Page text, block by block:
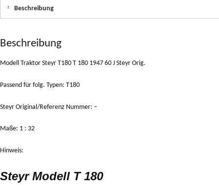
Beschreibung
Beschreibung
Modell Traktor Steyr T180 T 180 1947 60 J Steyr Orig.
Passend für folg. Typen: T180
Steyr Original/Referenz Nummer: –
Maße: 1 : 32
Hinweis:
Steyr Modell T 180